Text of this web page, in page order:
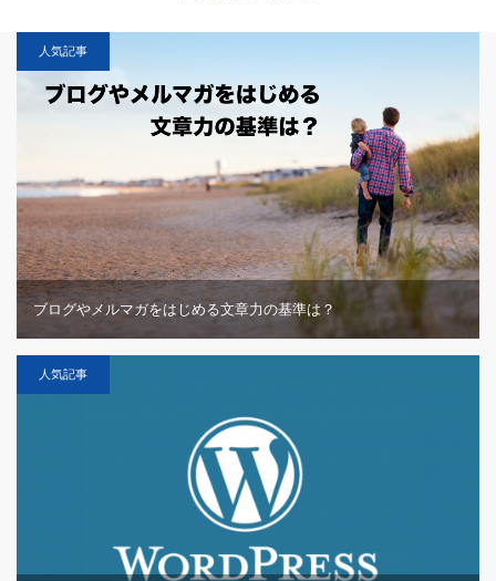
人気記事
ブログやメルマガをはじめる文章力の基準は？
人気記事